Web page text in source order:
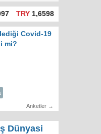
TRY1,6598
Covid-19
mi?
Anketler →
Dünyasi